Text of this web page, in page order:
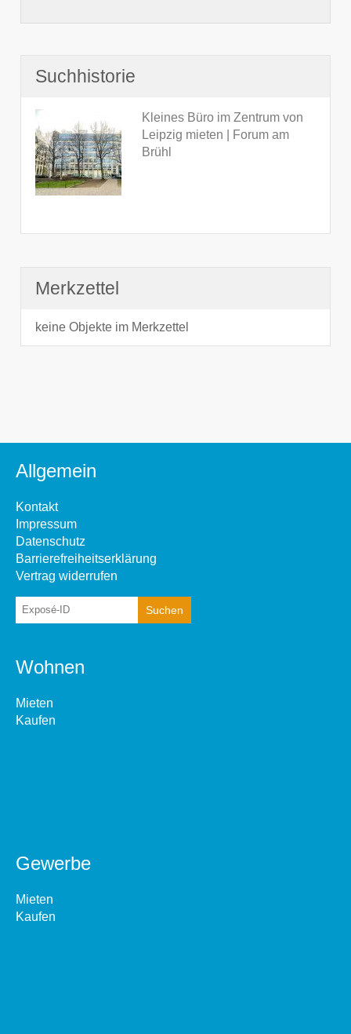
Suchhistorie
Kleines Büro im Zentrum von
Leipzig mieten | Forum am
Brühl
Merkzettel
keine Objekte im Merkzettel
Allgemein
Kontakt
Impressum
Datenschutz
Barrierefreiheitserklärung
Vertrag widerrufen
Wohnen
Mieten
Kaufen
Gewerbe
Mieten
Kaufen